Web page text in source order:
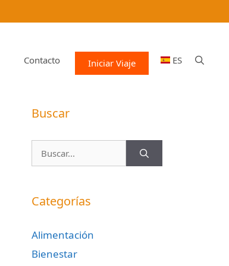
Contacto Iniciar Viaje ES
Buscar
Categorías
Alimentación
Bienestar